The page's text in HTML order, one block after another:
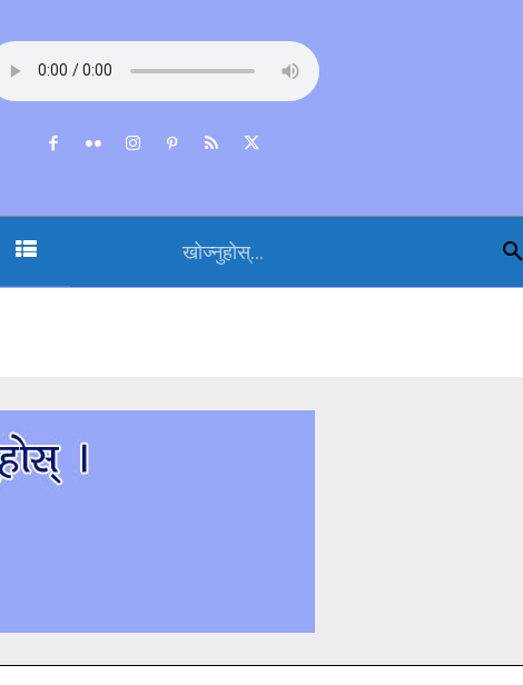
खोज्नुहोस्...